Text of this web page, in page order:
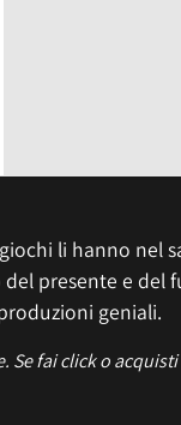
li hanno nel
presente e del
geniali.
fai click o